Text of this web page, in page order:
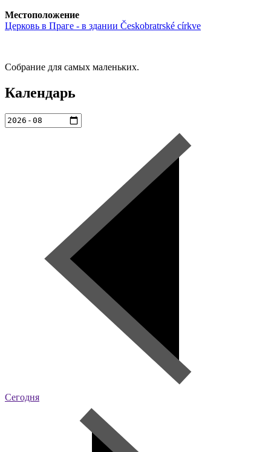
Местоположение
Церковь в Праге - в здании Českobratrské církve
Собрание для самых маленьких.
Календарь
Сегодня